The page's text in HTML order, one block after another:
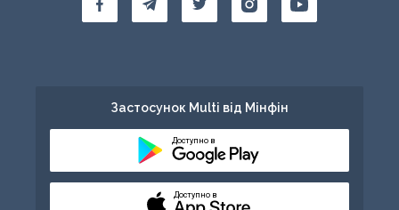
Застосунок Multi від Мінфін
Доступно в
Доступно в